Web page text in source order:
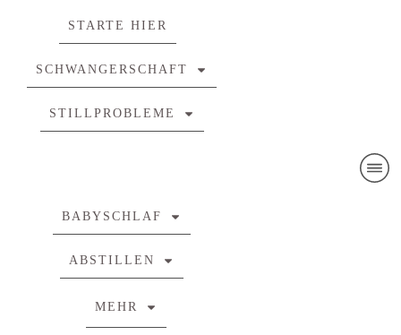
STARTE HIER
SCHWANGERSCHAFT
STILLPROBLEME
BABYSCHLAF
ABSTILLEN
MEHR